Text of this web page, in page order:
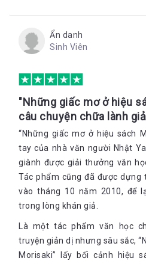
Ẩn danh
Sinh Viên
"Những giấc mơ ở hiệu
câu chuyện chữa lành
“Những giấc mơ ở hiệu sách
tay của nhà văn người Nhật
giành được giải thưởng văn
Tác phẩm cũng đã được dựng
vào tháng 10 năm 2010, để
trong lòng khán giả.
Là một tác phẩm văn học
truyện giản dị nhưng sâu sắc,
Morisaki” lấy bối cảnh hiệu